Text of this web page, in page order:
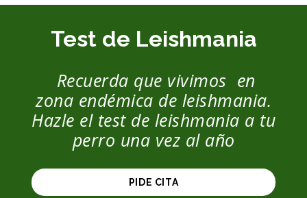
Test de Leishmania
Recuerda que vivimos en
zona endémica de leishmania.
Hazle el test de leishmania a tu
perro una vez al año
PIDE CITA